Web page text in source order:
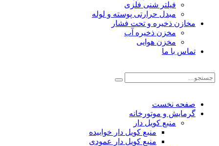
فیلتر شنی فلزی
مبدل حرارتی پوسته و لوله
مخازن ذخیره و تحت فشار
مخزن ذخیره آب
مخزن هوایی
تماس با ما
صفحه نخست
گرمایش و موتورخانه
منبع کویل دار
منبع کویل دار خوابیده
منبع کویل دار عمودی